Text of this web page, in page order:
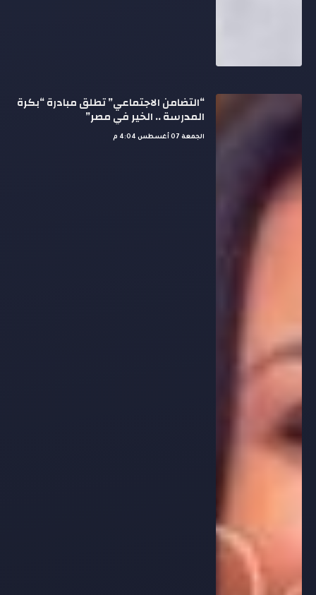
“التضامن الاجتماعي” تطلق مبادرة “بكرة
المدرسة .. الخير في مصر”
الجمعة 07 أغسطس 4:04 م